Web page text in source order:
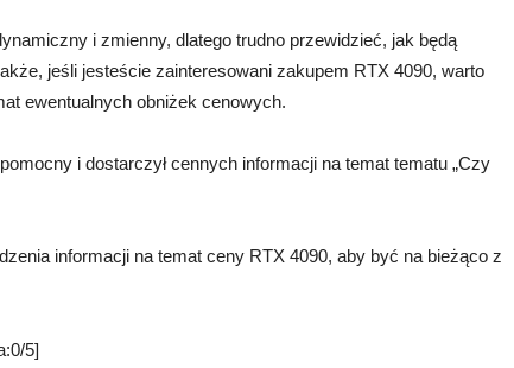
i zmienny, dlatego trudno przewidzieć, jak będą
jeśli jesteście zainteresowani zakupem RTX 4090, warto
ewentualnych obniżek cenowych.
i dostarczył cennych informacji na temat tematu „Czy
informacji na temat ceny RTX 4090, aby być na bieżąco z
5]